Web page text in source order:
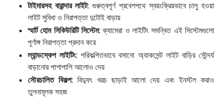
টাইমারসহ বারান্দার লাইট:গুরুত্বপূর্ণ প্রবেশপথে স্বয়ংক্রিয়ভাবে চালু হওয়া
লাইট সুবিধা ও নিরাপত্তা দুটোই বাড়ায়
স্মার্ট হোম সিকিউরিটি সিস্টেম:ক্যামেরা ও লাইটিং সমন্বিত এই সিস্টেমগুলো
পূর্ণাঙ্গ নিরাপত্তা প্রদান করে
ল্যান্ডস্কেপ লাইটিং:পরিকল্পিতভাবে বসানো অ্যাকসেন্ট লাইট বাড়ির সৌন্দর্য
বাড়ানোর পাশাপাশি আলোও দেয়
সৌরচালিত বিকল্প: বিদ্যুৎ খরচ ছাড়াই আলো দেয় এবং ইনস্টল করাও
তুলনামূলক সহজ